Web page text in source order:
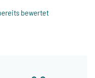
bewertet